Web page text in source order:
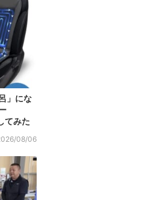
」にな
てみた
08/06